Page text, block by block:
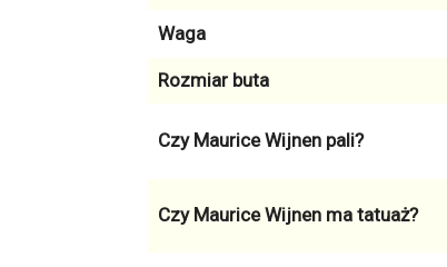
Waga
Rozmiar buta
Czy Maurice Wijnen pali?
Czy Maurice Wijnen ma tatuaż?